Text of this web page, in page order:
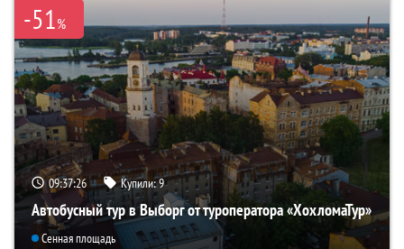
-51%
09:37:24 Купили:9
Автобусный тур в Выборг от туроператора «ХохломаТур»
Сенная площадь